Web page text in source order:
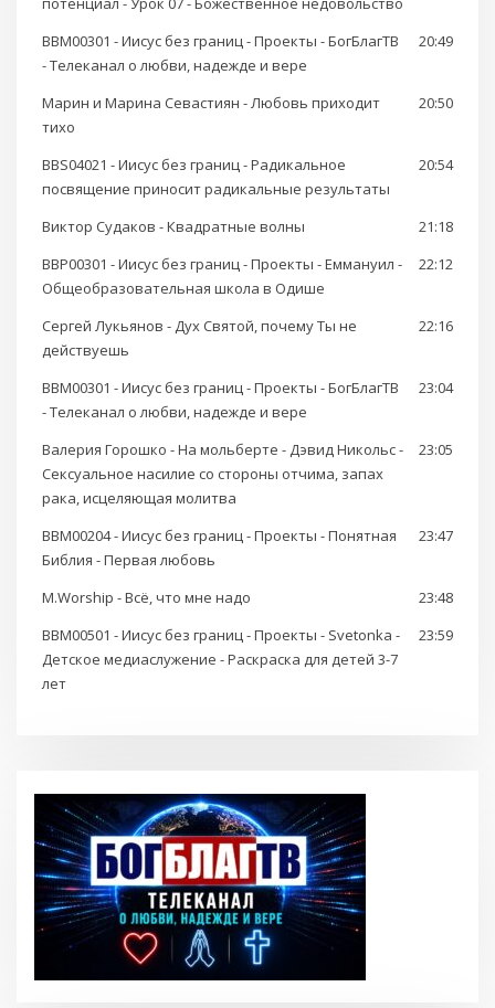
BBM00301 - Иисус без границ - Проекты - БогБлагТВ
- Телеканал о любви, надежде и вере
20:49
Марин и Марина Севастиян - Любовь приходит
тихо
20:50
BBS04021 - Иисус без границ - Радикальное
посвящение приносит радикальные результаты
20:54
Виктор Судаков - Квадратные волны
21:18
BBP00301 - Иисус без границ - Проекты - Еммануил -
Общеобразовательная школа в Одише
22:12
Сергей Лукьянов - Дух Святой, почему Ты не
действуешь
22:16
BBM00301 - Иисус без границ - Проекты - БогБлагТВ
- Телеканал о любви, надежде и вере
23:04
Валерия Горошко - На мольберте - Дэвид Никольс -
Сексуальное насилие со стороны отчима, запах
рака, исцеляющая молитва
23:05
BBM00204 - Иисус без границ - Проекты - Понятная
Библия - Первая любовь
23:47
M.Worship - Всё, что мне надо
23:48
BBM00501 - Иисус без границ - Проекты - Svetonka -
Детское медиаслужение - Раскраска для детей 3-7
лет
23:59